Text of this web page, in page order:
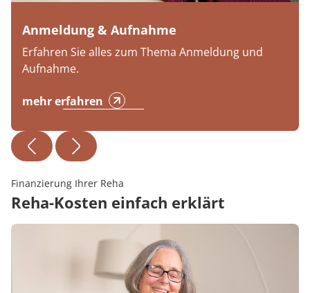
Anmeldung & Aufnahme
Erfahren Sie alles zum Thema Anmeldung und
Aufnahme.
mehr erfahren
Finanzierung Ihrer Reha
Reha-Kosten einfach erklärt